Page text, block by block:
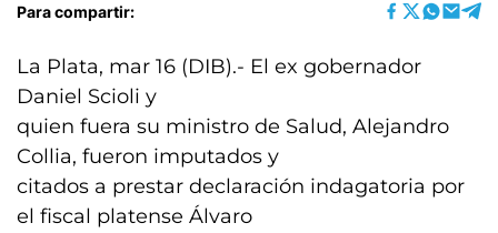
Para compartir:
La Plata, mar 16 (DIB).- El ex gobernador
Daniel Scioli y
quien fuera su ministro de Salud, Alejandro
Collia, fueron imputados y
citados a prestar declaración indagatoria por
el fiscal platense Álvaro